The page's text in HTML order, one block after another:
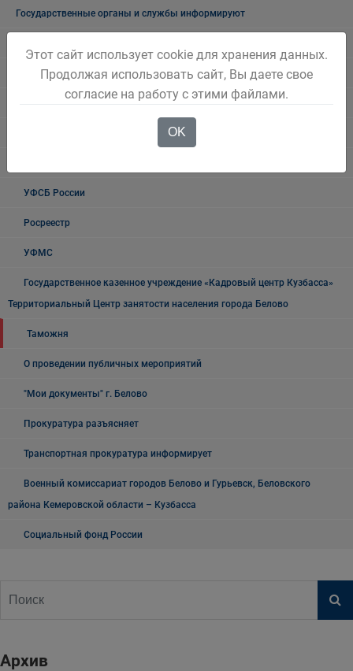
Государственные органы и службы информируют
Налоговая инспекция информирует
Прокуратура информирует
УФСБ России
Росреестр
УФМС
Государственное казенное учреждение «Кадровый центр Кузбасса»
Территориальный Центр занятости населения города Белово
Таможня
О проведении публичных мероприятий
"Мои документы" г. Белово
Прокуратура разъясняет
Транспортная прокуратура информирует
Военный комиссариат городов Белово и Гурьевск, Беловского
района Кемеровской области – Кузбасса
Социальный фонд России
Архив
Этот сайт использует cookie для хранения данных.
Продолжая использовать сайт, Вы даете свое
согласие на работу с этими файлами.
OK